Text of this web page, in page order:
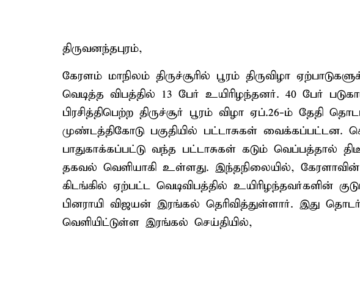
திருவனந்தபுரம்,
கேரளம் மாநிலம் திருச்சூரில் பூரம் திருவிழா
வெடித்த விபத்தில் 13 பேர் உயிரிழந்தனர். 40 பேர்
பிரசித்திபெற்ற திருச்சூர் பூரம் விழா ஏப்.26-ம் தேதி
முண்டத்திகோடு பகுதியில் பட்டாசுகள்
பாதுகாக்கப்பட்டு வந்த பட்டாசுகள் கடும் வெப்பத்தால்
தகவல் வெளியாகி உள்ளது. இந்தநிலையில், கேரளாவின்
கிடங்கில் ஏற்பட்ட வெடிவிபத்தில் உயிரிழந்தவர்களின்
பினராயி விஜயன் இரங்கல் தெரிவித்துள்ளார். இது
வெளியிட்டுள்ள இரங்கல் செய்தியில்,